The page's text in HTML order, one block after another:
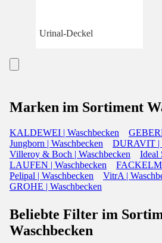
Urinal-Deckel
Marken im Sortiment
KALDEWEI | Waschbecken
Jungborn | Waschbecken
DURAVIT |
Villeroy & Boch | Waschbecken
Ideal
LAUFEN | Waschbecken
Pelipal | Waschbecken
VitrA |
GROHE | Waschbecken
Beliebte Filter im
Waschbecken